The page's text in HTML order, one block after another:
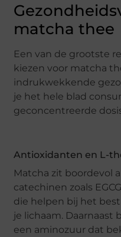
matcha thee
Een van de grootste
kiezen voor matcha
indrukwekkende
je het hele blad
geconcentreerde
Antioxidanten en L-
Matcha zit boordevol
catechinen zoals
die helpen bij het
je lichaam. Daarnaast
een aminozuur dat